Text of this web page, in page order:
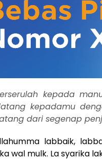
kepada
kepadamu
dari segenap
labbaik,
wal mulk. La syarika